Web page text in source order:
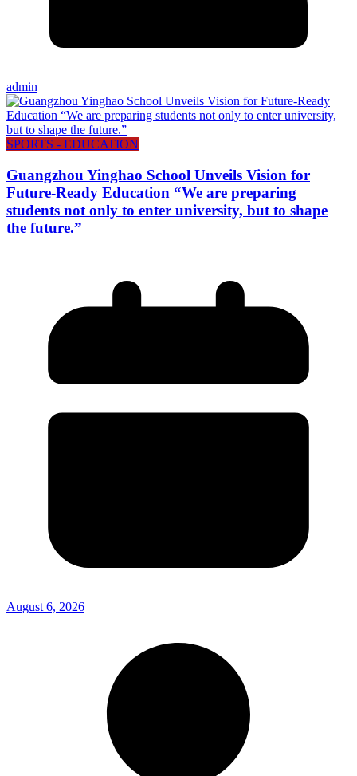
admin
SPORTS - EDUCATION
Guangzhou Yinghao School Unveils Vision for
Future-Ready Education “We are preparing
students not only to enter university, but to shape
the future.”
August 6, 2026